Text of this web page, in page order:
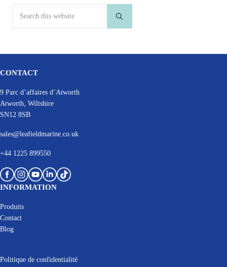
Submit search
CONTACT
9 Parc d’affaires d’Atworth
Atworth, Wiltshire
SN12 8SB
sales@leafieldmarine.co.uk
+44 1225 899550
INFORMATION
Produits
Contact
Blog
Politique de confidentialité